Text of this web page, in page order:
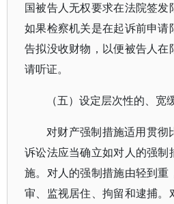
国被告人无权要求在法院签发
如果检察机关是在起诉前申请
告拟没收财物，以便被告人在
请听证。
（五）设定层次性的、宽
对财产强制措施适用贯彻
诉讼法应当确立如对人的强制
施。对人的强制措施由轻到重
审、监视居住、拘留和逮捕。